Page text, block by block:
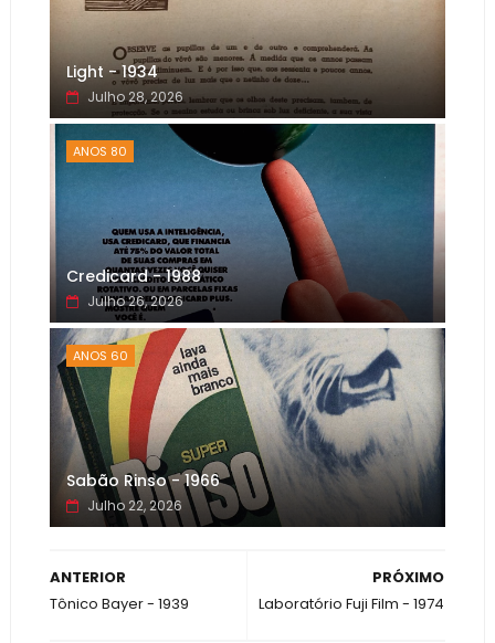
Light - 1934
Julho 28, 2026
ANOS 80
Credicard - 1988
Julho 26, 2026
ANOS 60
Sabão Rinso - 1966
Julho 22, 2026
PRÓXIMO
Laboratório Fuji Film - 1974
ANTERIOR
Tônico Bayer - 1939